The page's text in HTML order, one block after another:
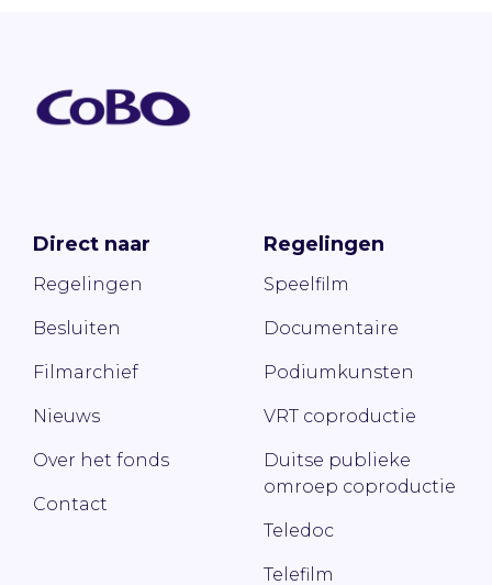
Direct naar
Regelingen
Besluiten
Filmarchief
Nieuws
Over het fonds
Contact
Regelingen
Speelfilm
Documentaire
Podiumkunsten
VRT coproductie
Duitse publieke
omroep coproductie
Teledoc
Telefilm